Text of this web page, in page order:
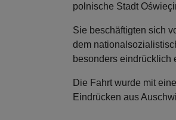
polnische Stadt
Sie beschäftigten sich
dem
besonders eindrücklich
Die Fahrt wurde mit
Eindrücken aus